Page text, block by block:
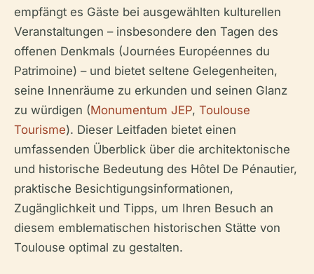
empfängt es Gäste bei ausgewählten kulturellen
Veranstaltungen – insbesondere den Tagen des
offenen Denkmals (Journées Européennes du
Patrimoine) – und bietet seltene Gelegenheiten,
seine Innenräume zu erkunden und seinen Glanz
zu würdigen (Monumentum JEP, Toulouse
Tourisme). Dieser Leitfaden bietet einen
umfassenden Überblick über die architektonische
und historische Bedeutung des Hôtel De Pénautier,
praktische Besichtigungsinformationen,
Zugänglichkeit und Tipps, um Ihren Besuch an
diesem emblematischen historischen Stätte von
Toulouse optimal zu gestalten.